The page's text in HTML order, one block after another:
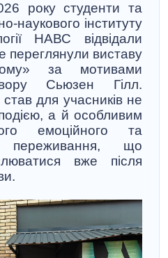
року студенти та
наукового інституту
НАВС відвідали
переглянули виставу
за мотивами
Сьюзен Гілл.
для учасників не
а й особливим
емоційного та
переживання, що
вже після